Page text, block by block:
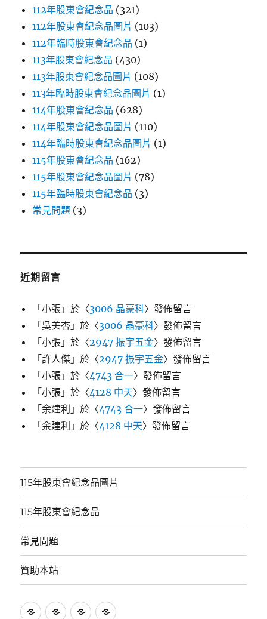
112年股東會紀念品 (321)
112年股東會紀念品圖片 (103)
112年臨時股東會紀念品 (1)
113年股東會紀念品 (430)
113年股東會紀念品圖片 (108)
113年臨時股東會紀念品圖片 (1)
114年股東會紀念品 (628)
114年股東會紀念品圖片 (110)
114年臨時股東會紀念品圖片 (1)
115年股東會紀念品 (162)
115年股東會紀念品圖片 (78)
115年臨時股東會紀念品 (3)
常見問題 (3)
近期留言
「小張 」於〈3006 晶豪科〉發佈留言
「吳美杏 」於〈3006 晶豪科〉發佈留言
「小張 」於〈2947 振宇五金〉發佈留言
「許人傑 」於〈2947 振宇五金〉發佈留言
「小張 」於〈4743 合一〉發佈留言
「小張 」於〈4128 中天〉發佈留言
「余建利 」於〈4743 合一〉發佈留言
「余建利 」於〈4128 中天〉發佈留言
115年股東會紀念品圖片
115年股東會紀念品
常見問題
贊助本站
115 115 常 贊